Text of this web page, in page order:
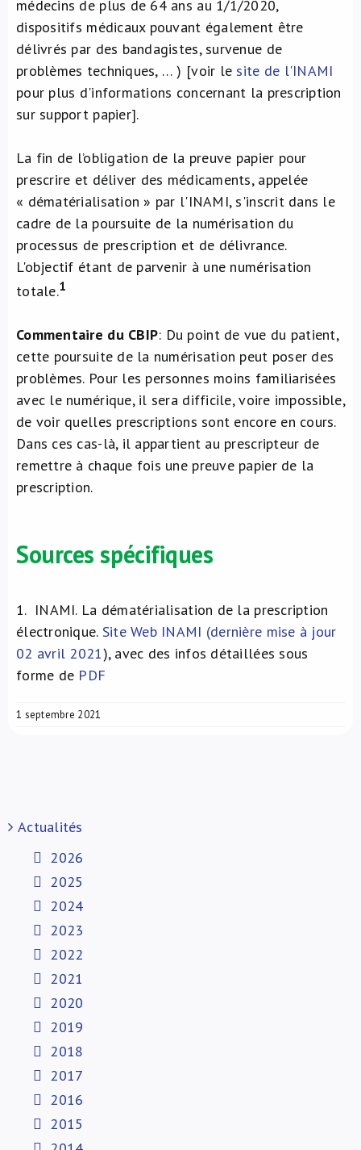
médecins de plus de 64 ans au 1/1/2020,
dispositifs médicaux pouvant également être
délivrés par des bandagistes, survenue de
problèmes techniques, … ) [voir le site de l'INAMI
pour plus d'informations concernant la prescription
sur support papier].
La fin de l’obligation de la preuve papier pour
prescrire et déliver des médicaments, appelée
« dématérialisation » par l'INAMI, s'inscrit dans le
cadre de la poursuite de la numérisation du
processus de prescription et de délivrance.
L'objectif étant de parvenir à une numérisation
totale.1
Commentaire du CBIP: Du point de vue du patient,
cette poursuite de la numérisation peut poser des
problèmes. Pour les personnes moins familiarisées
avec le numérique, il sera difficile, voire impossible,
de voir quelles prescriptions sont encore en cours.
Dans ces cas-là, il appartient au prescripteur de
remettre à chaque fois une preuve papier de la
prescription.
Sources spécifiques
1. INAMI. La dématérialisation de la prescription
électronique. Site Web INAMI (dernière mise à jour
02 avril 2021), avec des infos détaillées sous
forme de PDF
1 septembre 2021
Actualités
2026
2025
2024
2023
2022
2021
2020
2019
2018
2017
2016
2015